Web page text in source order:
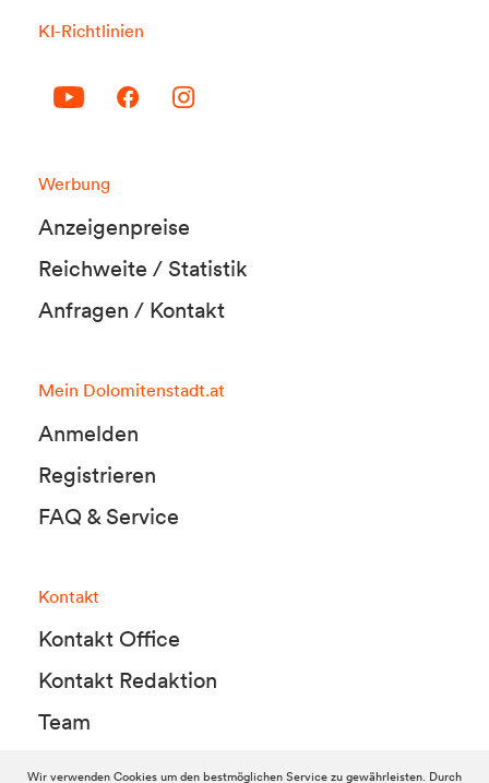
KI-Richtlinien
Werbung
Anzeigenpreise
Reichweite / Statistik
Anfragen / Kontakt
Mein Dolomitenstadt.at
Anmelden
Registrieren
FAQ & Service
Kontakt
Kontakt Office
Kontakt Redaktion
Team
Wir verwenden Cookies um den bestmöglichen Service zu gewährleisten. Durch